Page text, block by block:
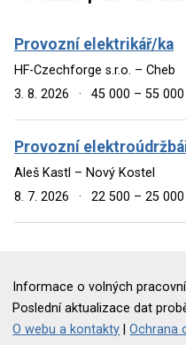
Provozní elektrikář/ka
HF-Czechforge s.r.o. – Cheb
3. 8. 2026
· 45 000 – 55
Provozní
Aleš Kastl – Nový Kostel
8. 7. 2026
· 22 500 – 25
Informace o volných
Poslední aktualizace dat
O webu a kontakty |Ochrana